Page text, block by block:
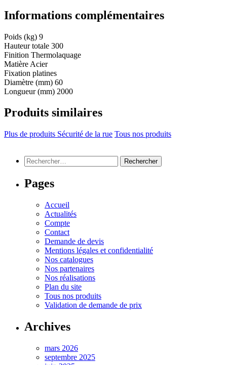
Informations complémentaires
Poids (kg) 9
Hauteur totale 300
Finition Thermolaquage
Matière Acier
Fixation platines
Diamètre (mm) 60
Longueur (mm) 2000
Produits similaires
Plus de produits Sécurité de la rue Tous nos produits
Rechercher :
Pages
Accueil
Actualités
Compte
Contact
Demande de devis
Mentions légales et confidentialité
Nos catalogues
Nos partenaires
Nos réalisations
Plan du site
Tous nos produits
Validation de demande de prix
Archives
mars 2026
septembre 2025